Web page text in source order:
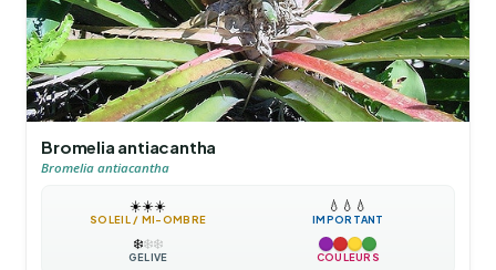
Bromelia antiacantha
Bromelia antiacantha
☀️☀️☀️
SOLEIL / MI-OMBRE
💧 💧 💧
IMPORTANT
❄️❄️❄️
GÉLIVE COULEURS